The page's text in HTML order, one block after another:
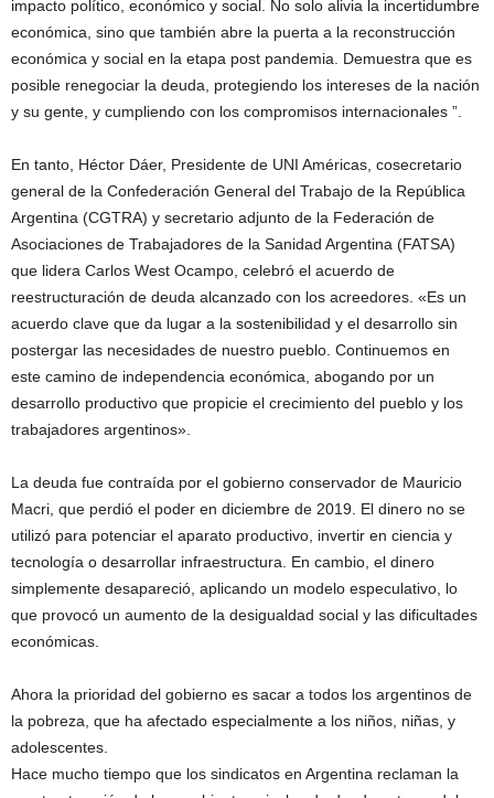
impacto político, económico y social. No solo alivia la incertidumbre
económica, sino que también abre la puerta a la reconstrucción
económica y social en la etapa post pandemia. Demuestra que es
posible renegociar la deuda, protegiendo los intereses de la nación
y su gente, y cumpliendo con los compromisos internacionales ”.
En tanto, Héctor Dáer, Presidente de UNI Américas, cosecretario
general de la Confederación General del Trabajo de la República
Argentina (CGTRA) y secretario adjunto de la Federación de
Asociaciones de Trabajadores de la Sanidad Argentina (FATSA)
que lidera Carlos West Ocampo, celebró el acuerdo de
reestructuración de deuda alcanzado con los acreedores. «Es un
acuerdo clave que da lugar a la sostenibilidad y el desarrollo sin
postergar las necesidades de nuestro pueblo. Continuemos en
este camino de independencia económica, abogando por un
desarrollo productivo que propicie el crecimiento del pueblo y los
trabajadores argentinos».
La deuda fue contraída por el gobierno conservador de Mauricio
Macri, que perdió el poder en diciembre de 2019. El dinero no se
utilizó para potenciar el aparato productivo, invertir en ciencia y
tecnología o desarrollar infraestructura. En cambio, el dinero
simplemente desapareció, aplicando un modelo especulativo, lo
que provocó un aumento de la desigualdad social y las dificultades
económicas.
Ahora la prioridad del gobierno es sacar a todos los argentinos de
la pobreza, que ha afectado especialmente a los niños, niñas, y
adolescentes.
Hace mucho tiempo que los sindicatos en Argentina reclaman la